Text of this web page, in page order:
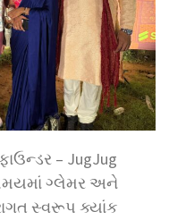
– JugJug
ગ્લેમર અને
સ્વરૂપ ક્યાંક